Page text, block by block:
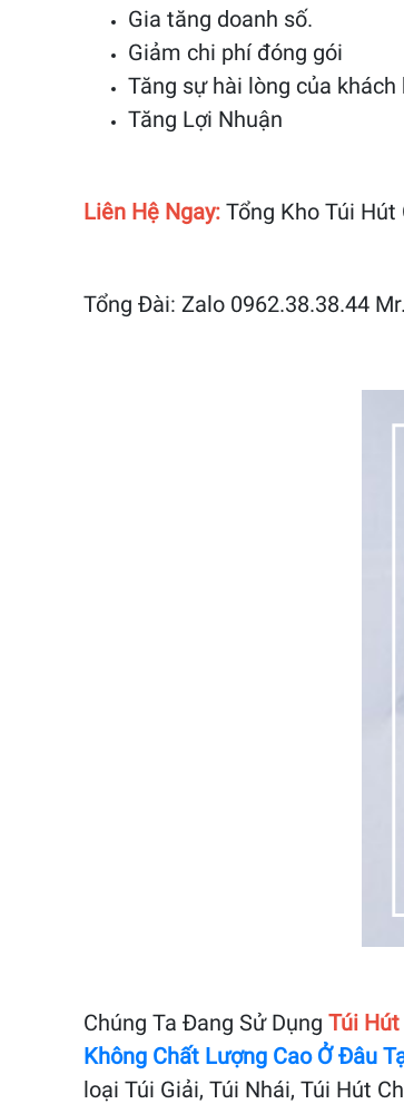
Gia tăng doanh số.
Giảm chi phí đóng gói
Tăng sự hài lòng của khách
Tăng Lợi Nhuận
Liên Hệ Ngay:Tổng Kho Túi Hút
Tổng Đài: Zalo 0962.38.38.44
Chúng Ta Đang Sử Dụng Túi
Không Chất Lượng Cao Ở Đâu
loại Túi Giải, Túi Nhái, Túi Hút